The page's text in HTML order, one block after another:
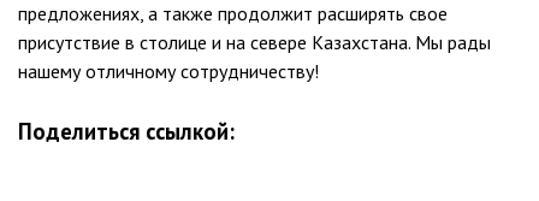
предложениях, а также продолжит расширять свое
присутствие в столице и на севере Казахстана. Мы рады
нашему отличному сотрудничеству!
Поделиться ссылкой: